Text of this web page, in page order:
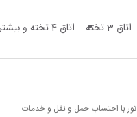
اتاق 3 تخته اتاق 4 تخته و بیشتر
تور با احتساب حمل و نقل و خدمات